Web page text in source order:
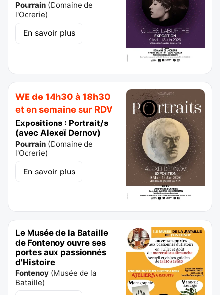
Pourrain (Domaine de
l'Ocrerie)
En savoir plus
WE de 14h30 à 18h30
et en semaine sur RDV
Expositions : Portrait/s
(avec Alexeï Dernov)
Pourrain (Domaine de
l'Ocrerie)
En savoir plus
Le Musée de la Bataille
de Fontenoy ouvre ses
portes aux passionnés
d'Histoire
Fontenoy (Musée de la
Bataille)